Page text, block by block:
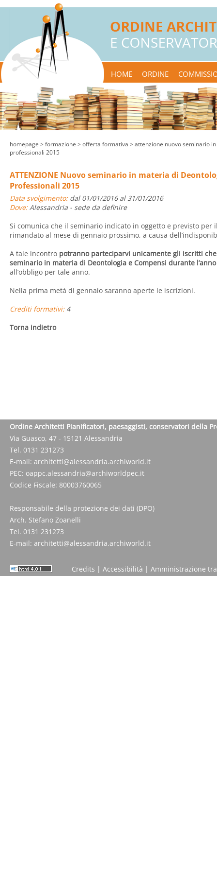
HOME ORDINE
homepage > formazione > offerta formativa > attenzione nuovo seminario
professionali 2015
ATTENZIONE Nuovo seminario in materia di
Professionali 2015
Data svolgimento:dal 01/01/2016 al 31/01/2016
Dove:Alessandria - sede da definire
Si comunica che il seminario indicato in oggetto e previsto per
rimandato al mese di gennaio prossimo, a causa
A tale incontro potranno parteciparvi unicamente gli iscritti
seminario in materia di Deontologia e Compensi durante
all’obbligo per tale anno.
Nella prima metà di gennaio saranno aperte le iscrizioni.
Crediti formativi:4
Torna indietro
Ordine Architetti Pianificatori, paesaggisti, conservatori della
Via Guasco, 47 - 15121 Alessandria
Tel. 0131 231273
E-mail: architetti@alessandria.archiworld.it
PEC: oappc.alessandria@archiworldpec.it
Codice Fiscale: 80003760065
Responsabile della protezione dei dati (DPO)
Arch. Stefano Zoanelli
Tel. 0131 231273
E-mail: architetti@alessandria.archiworld.it
Credits | Accessibilità | Amministrazione